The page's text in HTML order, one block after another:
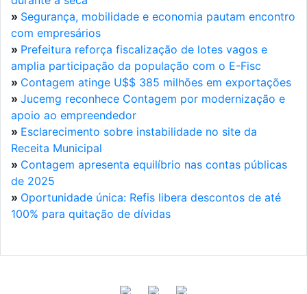
» Segurança, mobilidade e economia pautam encontro
com empresários
» Prefeitura reforça fiscalização de lotes vagos e
amplia participação da população com o E-Fisc
» Contagem atinge U$$ 385 milhões em exportações
» Jucemg reconhece Contagem por modernização e
apoio ao empreendedor
» Esclarecimento sobre instabilidade no site da
Receita Municipal
» Contagem apresenta equilíbrio nas contas públicas
de 2025
» Oportunidade única: Refis libera descontos de até
100% para quitação de dívidas